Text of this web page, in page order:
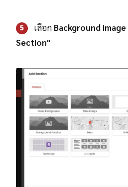
5 เลือก Background image
Section"